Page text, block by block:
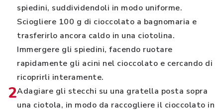
spiedini, suddividendoli in modo uniforme.
Sciogliere 100 g di cioccolato a bagnomaria e
trasferirlo ancora caldo in una ciotolina.
Immergere gli spiedini, facendo ruotare
rapidamente gli acini nel cioccolato e cercando di
ricoprirli interamente.
2Adagiare gli stecchi su una gratella posta sopra
una ciotola, in modo da raccogliere il cioccolato in